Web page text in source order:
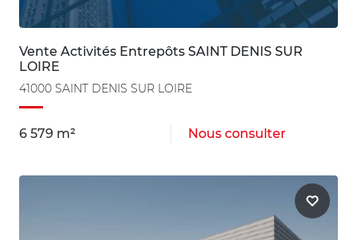
Vente Activités Entrepôts SAINT DENIS SUR
LOIRE
41000 SAINT DENIS SUR LOIRE
6 579 m² Nous consulter